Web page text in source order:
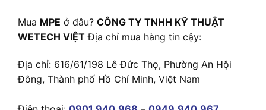
Mua MPE ở đâu? CÔNG TY TNHH KỸ THUẬT
WETECH VIỆT Địa chỉ mua hàng tin cậy:
Địa chỉ: 616/61/198 Lê Đức Thọ, Phường An Hội
Đông, Thành phố Hồ Chí Minh, Việt Nam